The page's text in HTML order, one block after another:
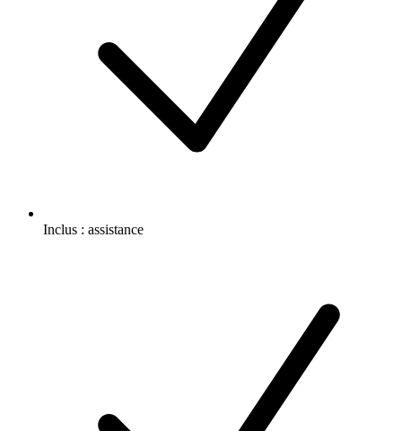
Inclus : assistance